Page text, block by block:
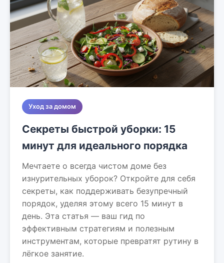
Уход за домом
Секреты быстрой уборки: 15
минут для идеального порядка
Мечтаете о всегда чистом доме без
изнурительных уборок? Откройте для себя
секреты, как поддерживать безупречный
порядок, уделяя этому всего 15 минут в
день. Эта статья — ваш гид по
эффективным стратегиям и полезным
инструментам, которые превратят рутину в
лёгкое занятие.